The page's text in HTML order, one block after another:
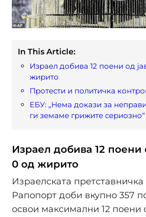
In This Article:
Израел добива 12 поени од
жирито
Протести и политичка
ЕБУ: „Нема докази за
ги земаме грижите сериозно“
Израел добива 12 поени
0 од жирито
Израелската претставничка
Рапопорт доби вкупно 357
освои максимални 12 поени